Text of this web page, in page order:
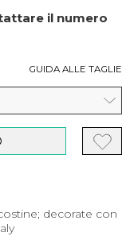
il numero
GUIDA ALLE TAGLIE
decorate con